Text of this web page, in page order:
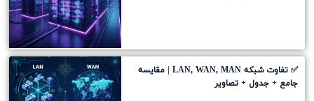
✅ تفاوت شبکه LAN, WAN, MAN | مقایسه
جامع + جدول + تصاویر